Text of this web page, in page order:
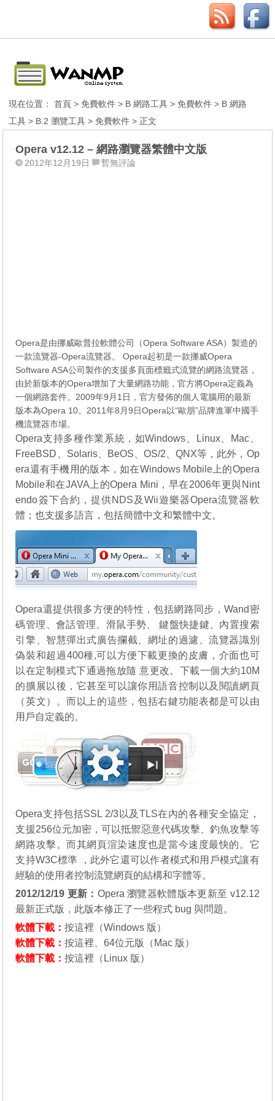
現在位置：首頁 >免費軟件 > B 網路工具 >免費軟件 > B 網路
工具 > B.2 瀏覽工具 >免費軟件 > 正文
Opera v12.12 – 網路瀏覽器繁體中文版
2012年12月19日 暫無評論
Opera是由挪威歐普拉軟體公司（Opera Software ASA）製造的
一款流覽器-Opera流覽器。 Opera起初是一款挪威Opera
Software ASA公司製作的支援多頁面標籤式流覽的網路流覽器，
由於新版本的Opera增加了大量網路功能，官方將Opera定義為
一個網路套件。2009年9月1日，官方發佈的個人電腦用的最新
版本為Opera 10。2011年8月9日Opera以“歐朋”品牌進軍中國手
機流覽器市場。
Opera支持多種作業系統，如Windows、Linux、Mac、
FreeBSD、Solaris、BeOS、OS/2、QNX等，此外，Op
era還有手機用的版本，如在Windows Mobile上的Opera
Mobile和在JAVA上的Opera Mini，早在2006年更與Nint
endo簽下合約，提供NDS及Wii遊樂器Opera流覽器軟
體；也支援多語言，包括簡體中文和繁體中文。
Opera還提供很多方便的特性，包括網路同步，Wand密
碼管理、會話管理、滑鼠手勢、 鍵盤快捷鍵、內置搜索
引擎、智慧彈出式廣告攔截、網址的過濾、流覽器識別
偽裝和超過400種,可以方便下載更換的皮膚，介面也可
以在定制模式下通過拖放隨 意更改。下載一個大約10M
的擴展以後，它甚至可以讓你用語音控制以及閱讀網頁
（英文）。而以上的這些，包括右鍵功能表都是可以由
用戶自定義的。
Opera支持包括SSL 2/3以及TLS在內的各種安全協定，
支援256位元加密，可以抵禦惡意代碼攻擊、釣魚攻擊等
網路攻擊。而其網頁渲染速度也是當今速度最快的。它
支持W3C標準 ，此外它還可以作者模式和用戶模式讓有
經驗的使用者控制流覽網頁的結構和字體等。
2012/12/19 更新： Opera 瀏覽器軟體版本更新至 v12.12
最新正式版，此版本修正了一些程式 bug 與問題。
軟體下載：按這裡 （Windows 版）
軟體下載：按這裡 、64位元版
（Mac 版）
軟體下載：按這裡 （Linux 版）